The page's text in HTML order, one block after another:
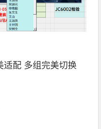
适配 多组完美切换